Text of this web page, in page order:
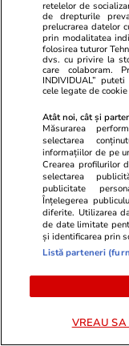
ZiaruldeIasi.ro
Proiectul
Lidl Moara de
vânzare.
asociat în
de anvergură
ULTIMELE
Știri România
Alexandru
cu Ilie Bolojan
retelelor de
de drepturile
prelucrarea datelor
prin modalitatea
folosirea tuturor
dvs. cu privire la
care colaboram.
INDIVIDUAL”
cele legate de
Atât noi, cât și
Măsurarea
selectarea
informațiilor de pe
Crearea profilurilor
selectarea
publicitate
Înțelegerea
diferite. Utilizarea
de date limitate
și identificarea prin
Listă parteneri
VREAU SA